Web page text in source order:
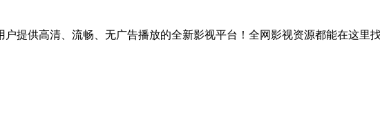
提供高清、流畅、无广告播放的全新影视平台！全网影视资源都能在这里